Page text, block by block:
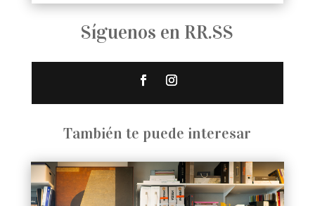
Síguenos en RR.SS
También te puede interesar